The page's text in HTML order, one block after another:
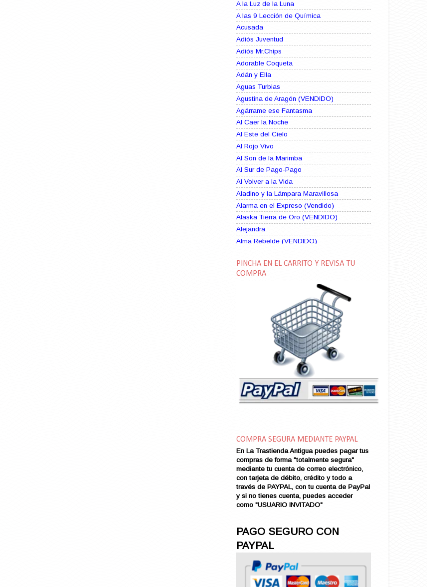
A la Luz de la Luna
A las 9 Lección de Química
Acusada
Adiós Juventud
Adiós Mr.Chips
Adorable Coqueta
Adán y Ella
Aguas Turbias
Agustina de Aragón (VENDIDO)
Agárrame ese Fantasma
Al Caer la Noche
Al Este del Cielo
Al Rojo Vivo
Al Son de la Marimba
Al Sur de Pago-Pago
Al Volver a la Vida
Aladino y la Lámpara Maravillosa
Alarma en el Expreso (Vendido)
Alaska Tierra de Oro (VENDIDO)
Alejandra
Alma Rebelde (VENDIDO)
Alma en Suplicio (VENDIDO)
Almas Borrascosas
Amame esta Noche (VENDIDO)
Amanda La Paciente Peligrosa
Amarga Victoria
Amor a Medianoche
Amor en Conserva (VENDIDO)
Amor que Mata
Amor sin Refugio
Ana de Brooklyn
Ana y El Rey de Siam
Anatomía de un Asesinato
Andrés Harvey Millonario (VENDIDO)
Andrés Harvey Tenorio
Andrés Harvey se Enamora (VENDIDO)
Aníbal
Aquella Noche en Rio
Arenas Sangrientas
Argel (VENDIDO)
Armonías de Juventud (VENDIDO)
PINCHA EN EL CARRITO Y REVISA TU
COMPRA
COMPRA SEGURA MEDIANTE PAYPAL
En La Trastienda Antigua puedes pagar tus
compras de forma "totalmente segura"
mediante tu cuenta de correo electrónico,
con tarjeta de débito, crédito y todo a
través de PAYPAL, con tu cuenta de PayPal
y si no tienes cuenta, puedes acceder
como "USUARIO INVITADO"
PAGO SEGURO CON
PAYPAL